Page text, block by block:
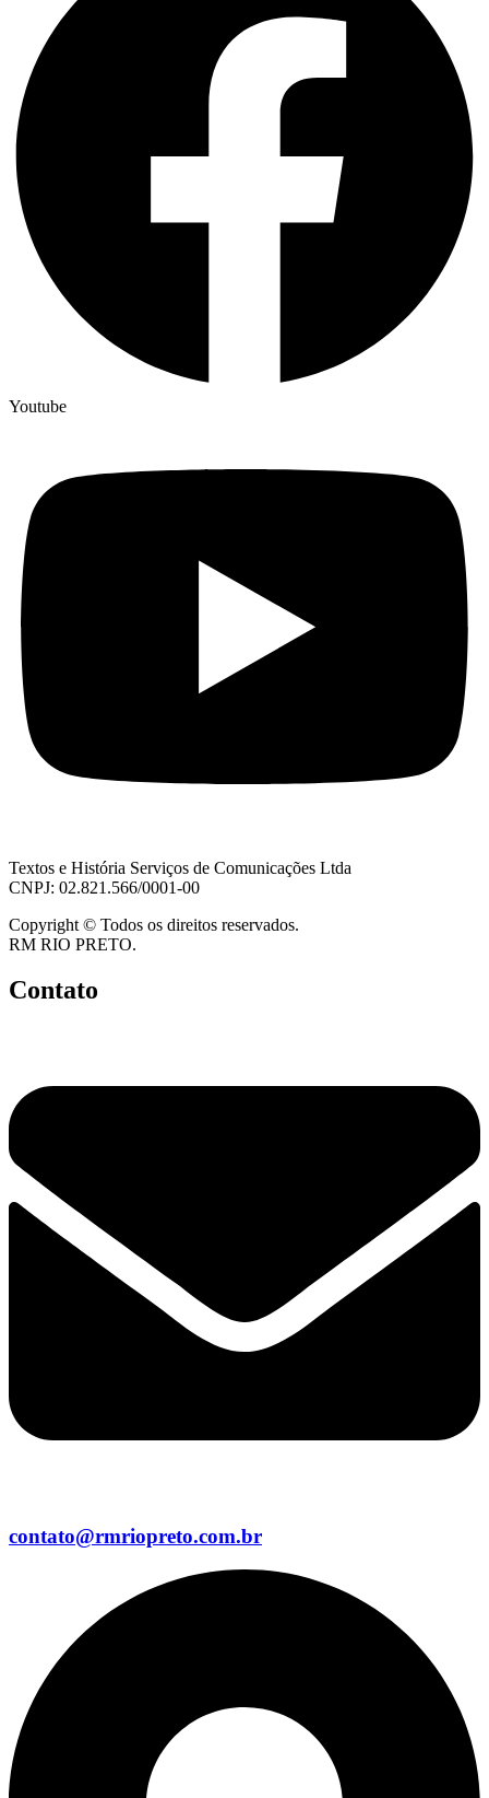
Youtube
Textos e História Serviços de Comunicações Ltda
CNPJ: 02.821.566/0001-00
Copyright © Todos os direitos reservados.
RM RIO PRETO.
Contato
contato@rmriopreto.com.br